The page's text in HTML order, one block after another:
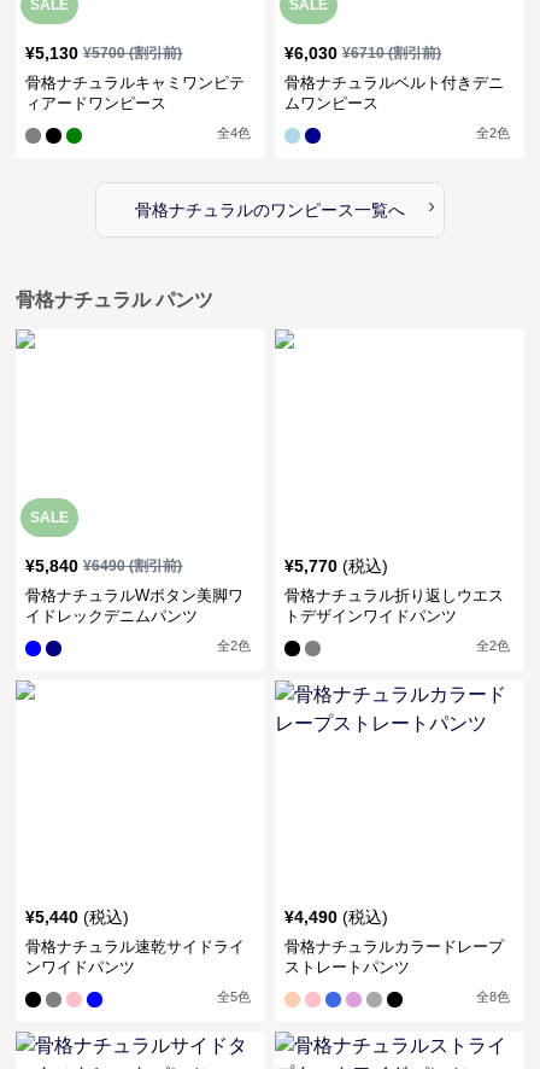
SALE
¥5,130 ¥5700(割引前)
骨格ナチュラルキャミワンピテ
ィアードワンピース
全4色
SALE
¥6,030 ¥6710(割引前)
骨格ナチュラルベルト付きデニ
ムワンピース
全2色
骨格ナチュラルのワンピース一覧へ ›
骨格ナチュラル パンツ
SALE
¥5,840 ¥6490(割引前)
骨格ナチュラルWボタン美脚ワ
イドレックデニムパンツ
全2色
¥5,770 (税込)
骨格ナチュラル折り返しウエス
トデザインワイドパンツ
全2色
¥5,440 (税込)
骨格ナチュラル速乾サイドライ
ンワイドパンツ
全5色
¥4,490 (税込)
骨格ナチュラルカラードレープ
ストレートパンツ
全8色